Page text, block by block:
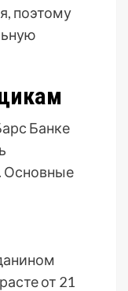
поэтому
Банке
Основные
от 21